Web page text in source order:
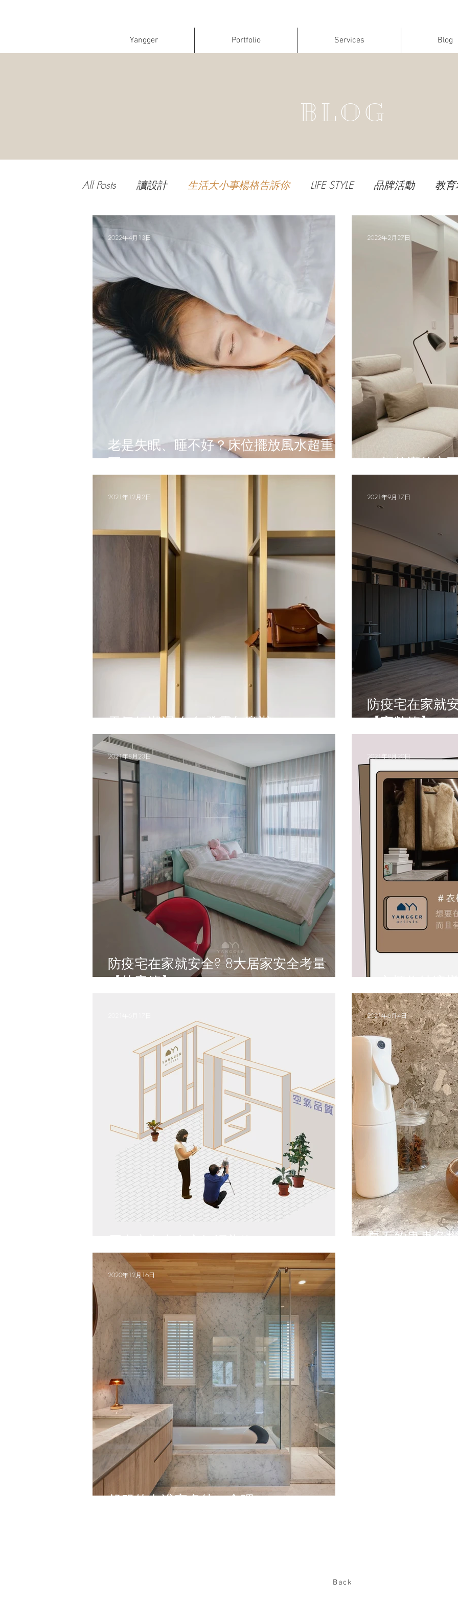
Yangger Portfolio Services Blog
BLOG
All Posts 讀設計 生活大小事楊格告訴你 LIFE STYLE 品牌活動 教
尾牙活動
老是失眠、睡不好？床位擺放風水超重
要！
2022年4月13日
一個整潔的家
2022年2月27日
天氣好潮濕 包包發霉怎麼辦？
2021年12月2日
防疫宅在家就安全? 6大居
【高齡篇】
2021年9月17日
防疫宅在家就安全? 8大居家安全考量
【幼童篇】
2021年8月23日
# 衣櫃收納這
2021年8月20日
夏天的蟲蟲危
2021年6月4日
舒服的在浴室多待一會吧
2020年12月16日
Back